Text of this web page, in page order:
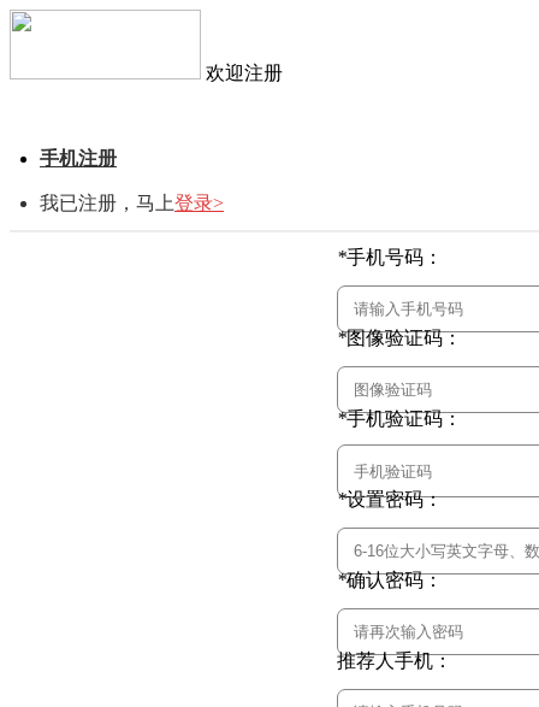
欢迎注册
手机注册
我已注册，马上登录>
*手机号码：
*图像验证码：
*手机验证码：
*设置密码：
*确认密码：
推荐人手机：